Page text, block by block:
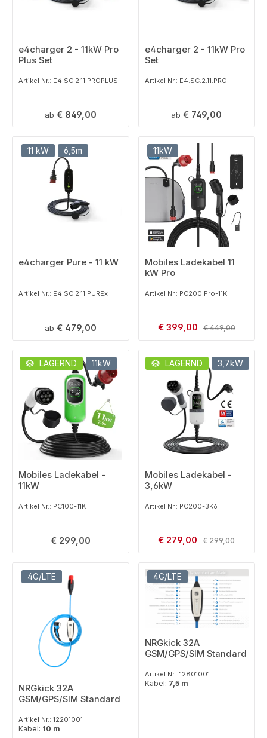
e4charger 2 - 11kW Pro
Plus Set
Artikel Nr.: E4.SC.2.11.PROPLUS
Regulärer Preis:
ab € 849,00
e4charger 2 - 11kW Pro
Set
Artikel Nr.: E4.SC.2.11.PRO
Regulärer Preis:
ab € 749,00
11 kW 6,5m
e4charger Pure - 11 kW
Artikel Nr.: E4.SC.2.11.PUREx
Regulärer Preis:
ab € 479,00
11kW
Mobiles Ladekabel 11
kW Pro
Artikel Nr.: PC200 Pro-11K
Verkaufspreis:
€ 399,00 Regulärer Preis:
€ 449,00
LAGERND 11kW
Mobiles Ladekabel -
11kW
Artikel Nr.: PC100-11K
Regulärer Preis:
€ 299,00
LAGERND 3,7kW
Mobiles Ladekabel -
3,6kW
Artikel Nr.: PC200-3K6
Verkaufspreis:
€ 279,00 Regulärer Preis:
€ 299,00
4G/LTE
NRGkick 32A
GSM/GPS/SIM Standard
Artikel Nr.: 12201001
Kabel: 10 m
4G/LTE
NRGkick 32A
GSM/GPS/SIM Standard
Artikel Nr.: 12801001
Kabel: 7,5 m